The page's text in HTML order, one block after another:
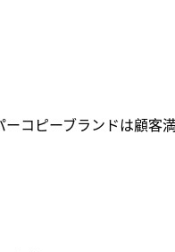
コピーブランドは顧客満